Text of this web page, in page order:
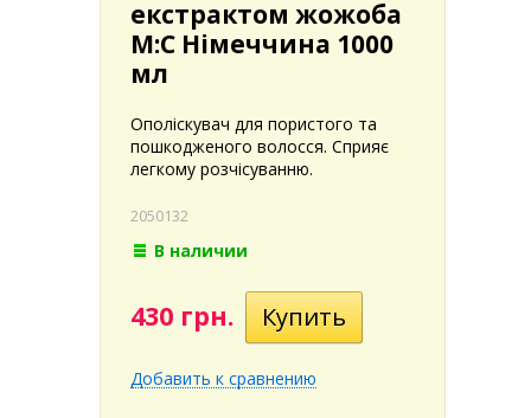
екстрактом жожоба
M:С Німеччина 1000
мл
Ополіскувач для пористого та
пошкодженого волосся. Сприяє
легкому розчісуванню.
2050132
В наличии
430 грн.
Добавить к сравнению